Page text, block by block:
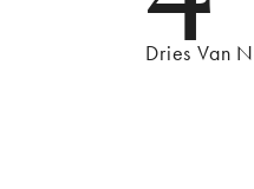
Dries Van